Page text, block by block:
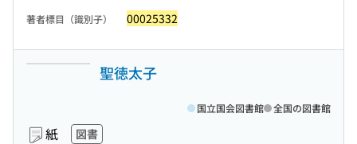
著者標目（識別子） 00025332
聖徳太子
紙 図書
国立国会図書館 全国の図書館